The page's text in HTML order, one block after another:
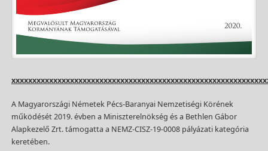
A Magyarországi Németek Pécs-Baranyai Nemzetiségi Körének
működését 2019. évben a Miniszterelnökség és a Bethlen Gábor
Alapkezelő Zrt. támogatta a NEMZ-CISZ-19-0008 pályázati kategória
keretében.